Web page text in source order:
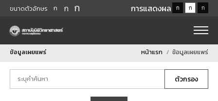
ขนาดตัวอักษร ก ก ก การแสดงผล ก ก ก
ข้อมูลเผยแพร่ หน้าแรก ข้อมูลเผยแพร่
ตัวกรอง